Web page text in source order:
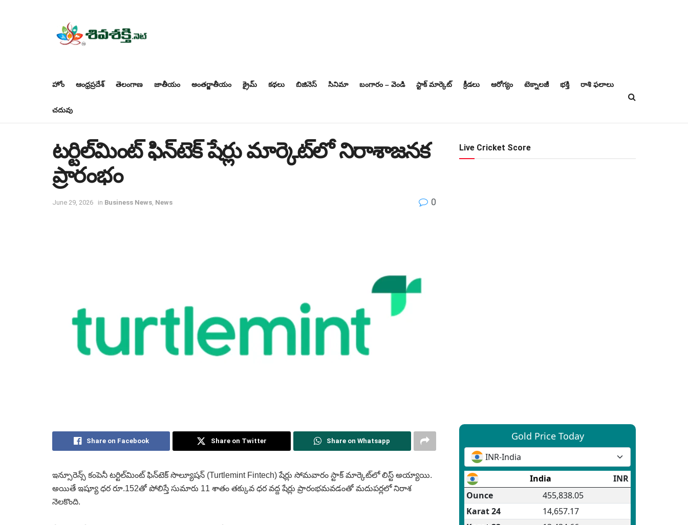
హోం ఆంధ్రప్రదేశ్ తెలంగాణ జాతీయం అంతర్జాతీయం క్రైమ్ కథలు బిజినెస్‌ సినిమా బంగారం – వెండి స్టాక్ మార్కెట్ క్రీడలు ఆరోగ్యం టెక్నాలజీ భక్తి రాశి ఫలాలు
చదువు
టర్టిల్‌మింట్ ఫిన్‌టెక్ షేర్లు మార్కెట్‌లో నిరాశాజనక
ప్రారంభం
June 29, 2026 in Business News News 0
Share on Facebook Share on Twitter Share on Whatsapp
ఇన్సూరెన్స్ కంపెనీ టర్టిల్‌మింట్ ఫిన్‌టెక్ సొల్యూషన్ (Turtlemint Fintech) షేర్లు సోమవారం స్టాక్ మార్కెట్‌లో లిస్ట్ అయ్యాయి.
అయితే ఇష్యూ ధర రూ.152తో పోలిస్తే సుమారు 11 శాతం తక్కువ ధర వద్ద షేర్లు ప్రారంభమవడంతో మదుపర్లలో నిరాశ
నెలకొంది.
Live Cricket Score